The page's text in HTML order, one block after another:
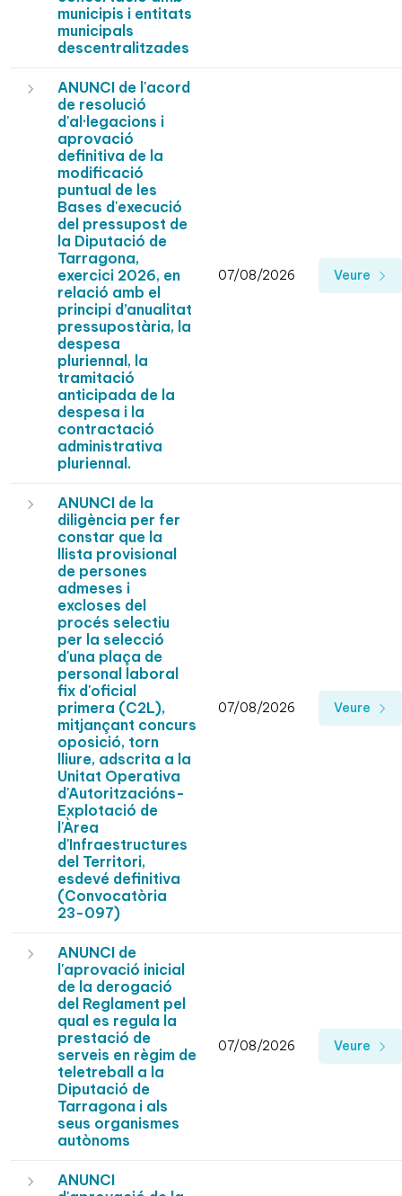
municipis i entitats
municipals
descentralitzades
ANUNCI de l'acord
de resolució
d'al·legacions i
aprovació
definitiva de la
modificació
puntual de les
Bases d'execució
del pressupost de
la Diputació de
Tarragona,
exercici 2026, en
relació amb el
principi d’anualitat
pressupostària, la
despesa
pluriennal, la
tramitació
anticipada de la
despesa i la
contractació
administrativa
pluriennal.
07/08/2026 Veure
ANUNCI de la
diligència per fer
constar que la
llista provisional
de persones
admeses i
excloses del
procés selectiu
per la selecció
d'una plaça de
personal laboral
fix d'oficial
primera (C2L),
mitjançant concurs
oposició, torn
lliure, adscrita a la
Unitat Operativa
d'Autoritzacións-
Explotació de
l'Àrea
d'Infraestructures
del Territori,
esdevé definitiva
(Convocatòria
23-097)
07/08/2026 Veure
ANUNCI de
l'aprovació inicial
de la derogació
del Reglament pel
qual es regula la
prestació de
serveis en règim de
teletreball a la
Diputació de
Tarragona i als
seus organismes
autònoms
07/08/2026 Veure
ANUNCI